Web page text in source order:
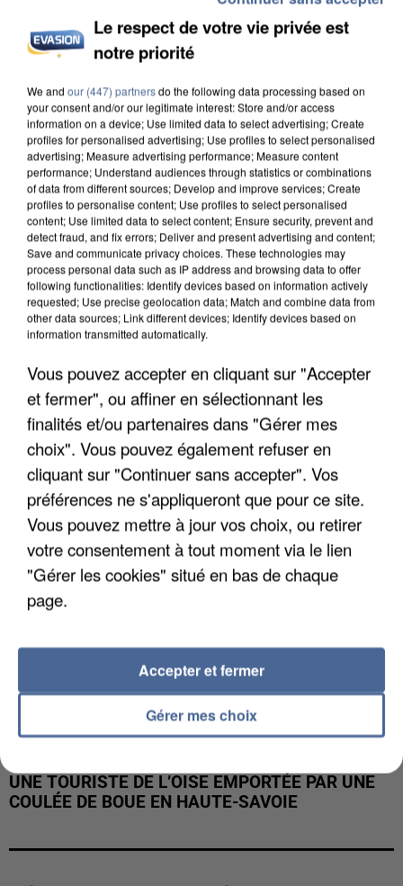
L’UN DES FONDATEURS SUPPOSÉS DE LA DZ
MAFIA INTERPELLÉ EN ALGÉRIE
UN SECOND CADRE DE LA DZ MAFIA
INTERPELLÉ EN ALGÉRIE
UNE TOURISTE DE L’OISE EMPORTÉE PAR UNE
COULÉE DE BOUE EN HAUTE-SAVOIE
Le respect de votre vie privée est
notre priorité
We and our (447) partnersdo the following data processing based on
your consent and/or our legitimate interest: Store and/or access
information on a device; Use limited data to select advertising; Create
profiles for personalised advertising; Use profiles to select personalised
advertising; Measure advertising performance; Measure content
performance; Understand audiences through statistics or combinations
of data from different sources; Develop and improve services; Create
profiles to personalise content; Use profiles to select personalised
content; Use limited data to select content; Ensure security, prevent and
detect fraud, and fix errors; Deliver and present advertising and content;
Save and communicate privacy choices. These technologies may
process personal data such as IP address and browsing data to offer
following functionalities: Identify devices based on information actively
requested; Use precise geolocation data; Match and combine data from
other data sources; Link different devices; Identify devices based on
information transmitted automatically.
Vous pouvez accepter en cliquant sur "Accepter
et fermer", ou affiner en sélectionnant les
finalités et/ou partenaires dans "Gérer mes
choix". Vous pouvez également refuser en
cliquant sur "Continuer sans accepter". Vos
préférences ne s'appliqueront que pour ce site.
Vous pouvez mettre à jour vos choix, ou retirer
votre consentement à tout moment via le lien
"Gérer les cookies" situé en bas de chaque
page.
Gérer mes choix
Accepter et fermer